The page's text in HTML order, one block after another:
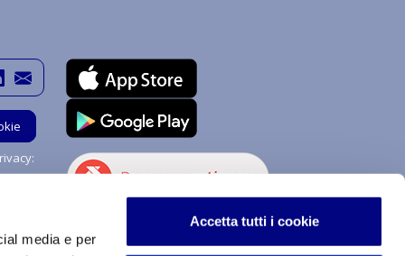
media e per
Accetta tutti i cookie
Chiedi a me!